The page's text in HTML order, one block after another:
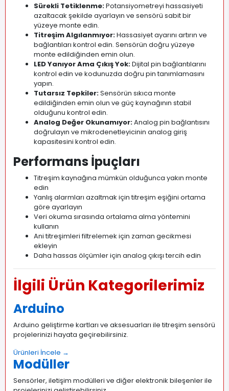
Sürekli Tetiklenme:Potansiyometreyi hassasiyeti
azaltacak şekilde ayarlayın ve sensörü sabit bir
yüzeye monte edin.
Titreşim Algılanmıyor:Hassasiyet ayarını artırın ve
bağlantıları kontrol edin. Sensörün doğru yüzeye
monte edildiğinden emin olun.
LED Yanıyor Ama Çıkış Yok:Dijital pin bağlantılarını
kontrol edin ve kodunuzda doğru pin tanımlamasını
yapın.
Tutarsız Tepkiler:Sensörün sıkıca monte
edildiğinden emin olun ve güç kaynağının stabil
olduğunu kontrol edin.
Analog Değer Okunamıyor:Analog pin bağlantısını
doğrulayın ve mikrodenetleyicinin analog giriş
kapasitesini kontrol edin.
Performans İpuçları
Titreşim kaynağına mümkün olduğunca yakın monte
edin
Yanlış alarmları azaltmak için titreşim eşiğini ortama
göre ayarlayın
Veri okuma sırasında ortalama alma yöntemini
kullanın
Ani titreşimleri filtrelemek için zaman gecikmesi
ekleyin
Daha hassas ölçümler için analog çıkışı tercih edin
İlgili Ürün Kategorilerimiz
Arduino
Arduino geliştirme kartları ve aksesuarları ile titreşim sensörü
projelerinizi hayata geçirebilirsiniz.
Ürünleri İncele →
Modüller
Sensörler, iletişim modülleri ve diğer elektronik bileşenler ile